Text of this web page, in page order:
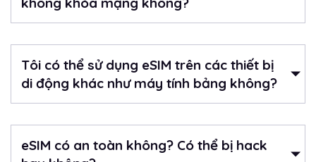
Tôi có thể sử dụng eSIM trên các thiết bị
di động khác như máy tính bảng không?
eSIM có an toàn không? Có thể bị hack